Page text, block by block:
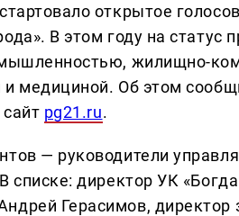
открытое
В этом году на статус
жилищно-
медициной. Об этом
pg21.ru.
— руководители
списке: директор УК
Герасимов, директор